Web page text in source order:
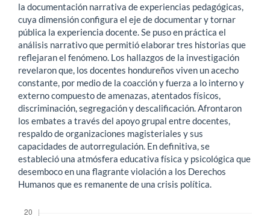
la documentación narrativa de experiencias pedagógicas,
cuya dimensión configura el eje de documentar y tornar
pública la experiencia docente. Se puso en práctica el
análisis narrativo que permitió elaborar tres historias que
reflejaran el fenómeno. Los hallazgos de la investigación
revelaron que, los docentes hondureños viven un acecho
constante, por medio de la coacción y fuerza a lo interno y
externo compuesto de amenazas, atentados físicos,
discriminación, segregación y descalificación. Afrontaron
los embates a través del apoyo grupal entre docentes,
respaldo de organizaciones magisteriales y sus
capacidades de autorregulación. En definitiva, se
estableció una atmósfera educativa física y psicológica que
desemboco en una flagrante violación a los Derechos
Humanos que es remanente de una crisis política.